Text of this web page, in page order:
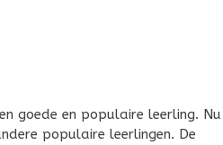
goede en populaire leerling. Nu
populaire leerlingen. De